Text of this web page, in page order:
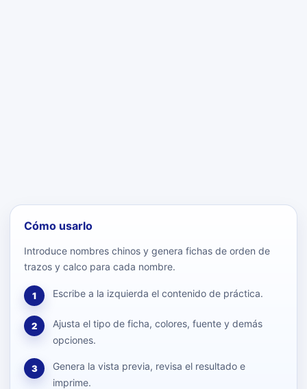
Cómo usarlo
Introduce nombres chinos y genera fichas de orden de
trazos y calco para cada nombre.
1 Escribe a la izquierda el contenido de práctica.
2
Ajusta el tipo de ficha, colores, fuente y demás
opciones.
3
Genera la vista previa, revisa el resultado e
imprime.